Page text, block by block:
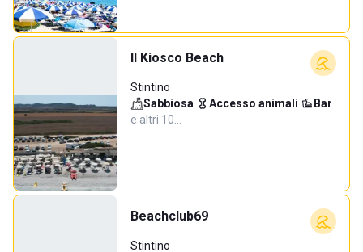
Il Kiosco Beach
Stintino
Sabbiosa· Accesso animali· Bar·
e altri 10…
Beachclub69
Stintino